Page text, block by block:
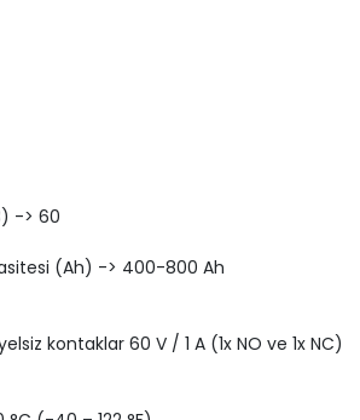
-> 60
(Ah) -> 400-800 Ah
kontaklar 60 V / 1 A (1x NO ve 1x NC)